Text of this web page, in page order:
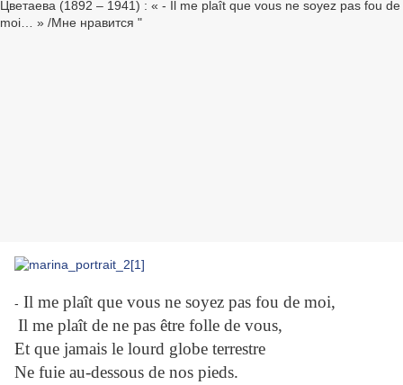
- Il me plaît que vous ne soyez pas fou de moi,
Il me plaît de ne pas être folle de vous,
Et que jamais le lourd globe terrestre
Ne fuie au-dessous de nos pieds.